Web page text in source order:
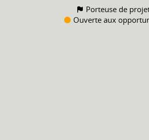
Porteuse de
Ouverte aux